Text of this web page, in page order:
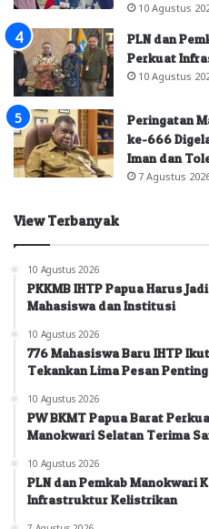
10 Agustus
PLN dan
Perkuat
10 Agustus
Peringatan
ke-666
Iman dan
7 Agustus
View Terbanyak
10 Agustus 2026
PKKMB IHTP Papua Harus
Mahasiswa dan Institusi
10 Agustus 2026
776 Mahasiswa Baru IHTP
Tekankan Lima Pesan Penting
10 Agustus 2026
PW BKMT Papua Barat
Manokwari Selatan Terima
10 Agustus 2026
PLN dan Pemkab Manokwari
Infrastruktur Kelistrikan